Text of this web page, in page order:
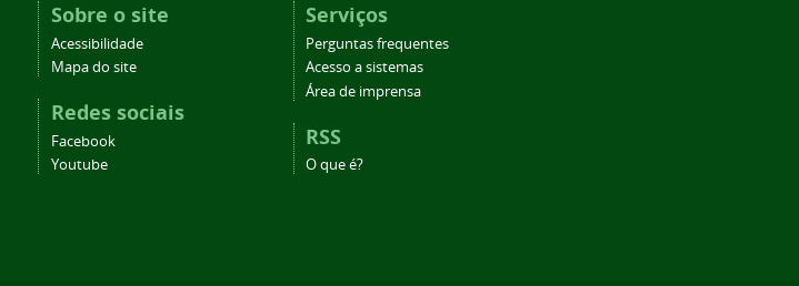
Sobre o site
Acessibilidade
Mapa do site
Redes sociais
Facebook
Youtube
Serviços
Perguntas frequentes
Acesso a sistemas
Área de imprensa
RSS
O que é?